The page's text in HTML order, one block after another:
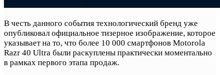
В честь данного события технологический бренд уже
опубликовал официальное тизерное изображение, которое
указывает на то, что более 10 000 смартфонов Motorola
Razr 40 Ultra были раскуплены практически моментально
в рамках первого этапа продаж.